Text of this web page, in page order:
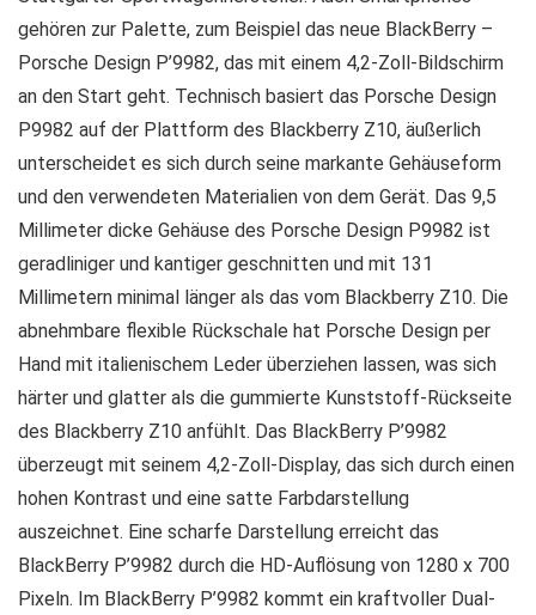
gehören zur Palette, zum Beispiel das neue BlackBerry –
Porsche Design P’9982, das mit einem 4,2-Zoll-Bildschirm
an den Start geht. Technisch basiert das Porsche Design
P9982 auf der Plattform des Blackberry Z10, äußerlich
unterscheidet es sich durch seine markante Gehäuseform
und den verwendeten Materialien von dem Gerät. Das 9,5
Millimeter dicke Gehäuse des Porsche Design P9982 ist
geradliniger und kantiger geschnitten und mit 131
Millimetern minimal länger als das vom Blackberry Z10. Die
abnehmbare flexible Rückschale hat Porsche Design per
Hand mit italienischem Leder überziehen lassen, was sich
härter und glatter als die gummierte Kunststoff-Rückseite
des Blackberry Z10 anfühlt. Das BlackBerry P’9982
überzeugt mit seinem 4,2-Zoll-Display, das sich durch einen
hohen Kontrast und eine satte Farbdarstellung
auszeichnet. Eine scharfe Darstellung erreicht das
BlackBerry P’9982 durch die HD-Auflösung von 1280 x 700
Pixeln. Im BlackBerry P’9982 kommt ein kraftvoller Dual-